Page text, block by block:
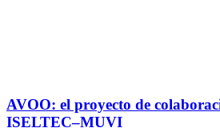
AVOO: el proyecto de
ISELTEC–MUVI